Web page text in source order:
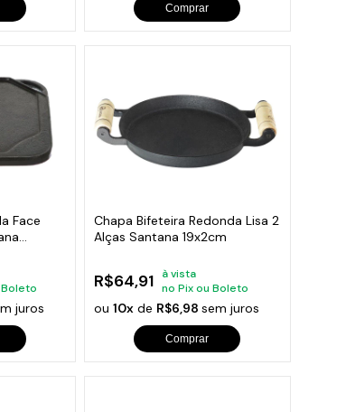
Comprar
Face
juros
Chapa Bifeteira Redonda Lisa 2
Alças Santana 19x2cm
R$64,91
à vista
no Pix ou Boleto
ou10x de R$6,98sem juros
Comprar